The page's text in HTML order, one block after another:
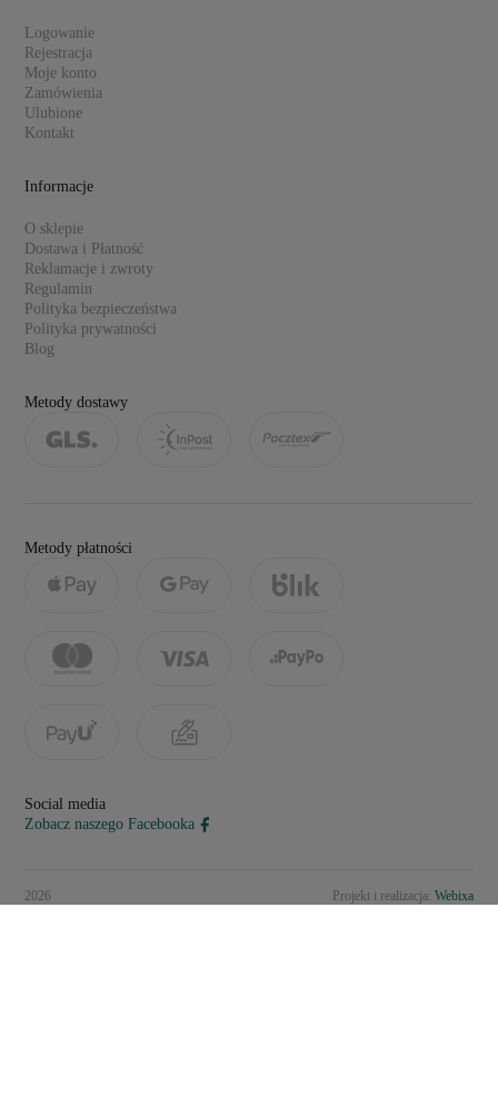
Logowanie
Rejestracja
Moje konto
Zamówienia
Ulubione
Kontakt
Informacje
O sklepie
Dostawa i Płatność
Reklamacje i zwroty
Regulamin
Polityka bezpieczeństwa
Polityka prywatności
Blog
Metody dostawy
Metody płatności
Social media
Zobacz naszego Facebooka
2026 Projekt i realizacja: Webixa